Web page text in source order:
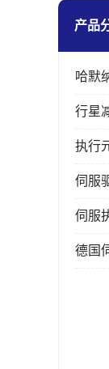
产品
哈默
行星
执行
伺服
伺服
德国